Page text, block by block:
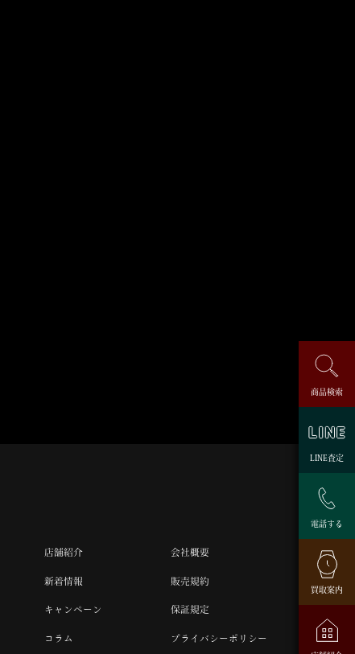
店舗紹介
新着情報
キャンペーン
コラム
会社概要
販売規約
保証規定
プライバシーポリシー
商品検索
LINE査定
電話する
買取案内